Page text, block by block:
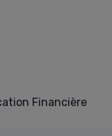
Financière